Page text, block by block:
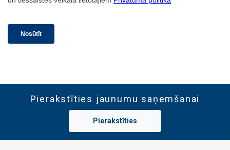
Pierakstīties jaunumu saņemšanai
Pierakstīties